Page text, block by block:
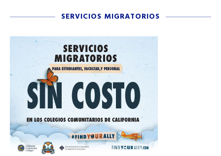
SERVICIOS MIGRATORIOS